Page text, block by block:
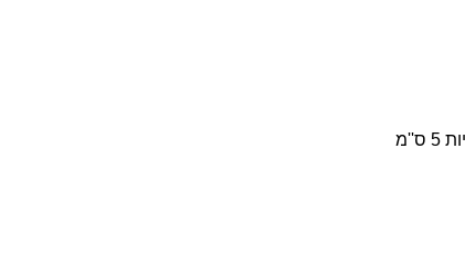
ס''מ